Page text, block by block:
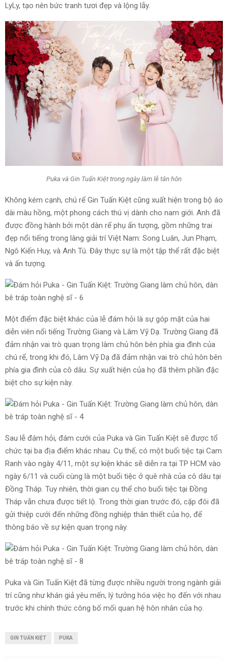
LyLy, tạo nên bức tranh tươi đẹp và lộng lẫy.
Puka và Gin Tuấn Kiệt trong ngày làm lễ tân hôn
Không kém cạnh, chú rể Gin Tuấn Kiệt cũng xuất hiện trong bộ áo
dài màu hồng, một phong cách thú vị dành cho nam giới. Anh đã
được đồng hành bởi một dàn rể phụ ấn tượng, gồm những trai
đẹp nổi tiếng trong làng giải trí Việt Nam: Song Luân, Jun Phạm,
Ngô Kiến Huy, và Anh Tú. Đây thực sự là một tập thể rất đặc biệt
và ấn tượng.
Một điểm đặc biệt khác của lễ đám hỏi là sự góp mặt của hai
diễn viên nổi tiếng Trường Giang và Lâm Vỹ Dạ. Trường Giang đã
đảm nhận vai trò quan trọng làm chủ hôn bên phía gia đình của
chú rể, trong khi đó, Lâm Vỹ Dạ đã đảm nhận vai trò chủ hôn bên
phía gia đình của cô dâu. Sự xuất hiện của họ đã thêm phần đặc
biệt cho sự kiện này.
Sau lễ đám hỏi, đám cưới của Puka và Gin Tuấn Kiệt sẽ được tổ
chức tại ba địa điểm khác nhau. Cụ thể, có một buổi tiệc tại Cam
Ranh vào ngày 4/11, một sự kiện khác sẽ diễn ra tại TP HCM vào
ngày 6/11 và cuối cùng là một buổi tiệc ở quê nhà của cô dâu tại
Đồng Tháp. Tuy nhiên, thời gian cụ thể cho buổi tiệc tại Đồng
Tháp vẫn chưa được tiết lộ. Trong thời gian trước đó, cặp đôi đã
gửi thiệp cưới đến những đồng nghiệp thân thiết của họ, để
thông báo về sự kiện quan trọng này.
Puka và Gin Tuấn Kiệt đã từng được nhiều người trong ngành giải
trí cũng như khán giả yêu mến, lý tưởng hóa việc họ đến với nhau
trước khi chính thức công bố mối quan hệ hôn nhân của họ.
GIN TUẤN KIỆT PUKA